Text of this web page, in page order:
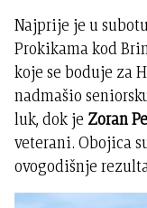
Najprije je u
Prokikama kod
koje se boduje za
nadmašio
luk, dok je Zoran
veterani. Obojica
ovogodišnje